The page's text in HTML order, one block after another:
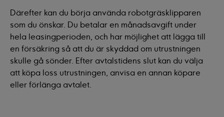
Därefter kan du börja använda robotgräsklipparen
som du önskar. Du betalar en månadsavgift under
hela leasingperioden, och har möjlighet att lägga till
en försäkring så att du är skyddad om utrustningen
skulle gå sönder. Efter avtalstidens slut kan du välja
att köpa loss utrustningen, anvisa en annan köpare
eller förlänga avtalet.